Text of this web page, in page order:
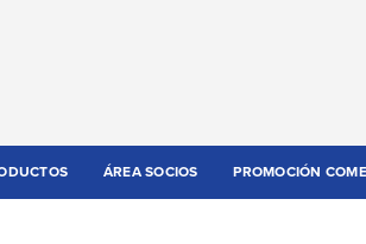
ÁREA SOCIOS PROMOCIÓN